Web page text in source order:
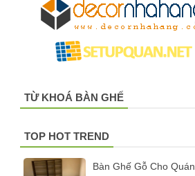
TỪ KHOÁ BÀN GHẾ
TOP HOT TREND
Bàn Ghế Gỗ Cho Quán